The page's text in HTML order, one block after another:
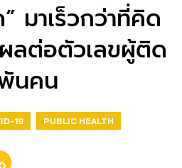
มาเร็วกว่าที่คิด
ลต่อตัวเลขผู้ติด
นคน
19 PUBLIC HEALTH